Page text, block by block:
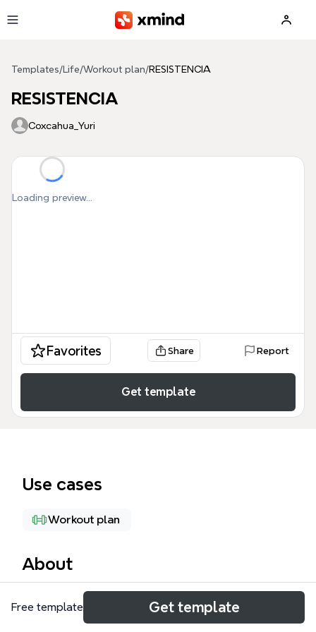
Templates/ Life/Workout plan/RESISTENCIA
RESISTENCIA
Coxcahua_Yuri
Loading preview...
Favorites Share Report
Get template
Use cases
Workout plan
About
La plantilla 'RESISTENCIA' es un mapa mental de 48
nodos diseñado para deportistas, entrenadores y
Free template Get template